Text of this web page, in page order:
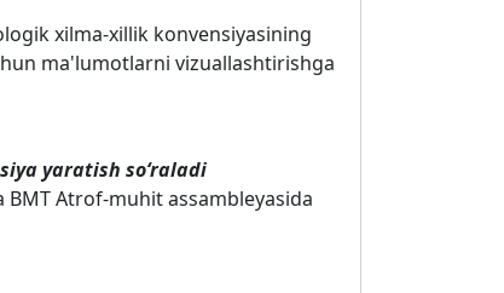
xilma-xillik konvensiyasining
ma'lumotlarni vizuallashtirishga
yaratish soʻraladi
Atrof-muhit assambleyasida